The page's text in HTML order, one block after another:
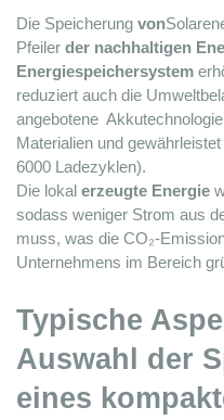
Die Speicherung von
Pfeiler der nachhaltigen
Energiespeichersystem
reduziert auch die
angebotene
Materialien und
6000 Ladezyklen).
Die lokal erzeugte Energie
sodass weniger Strom aus
muss, was die CO₂-
Unternehmens im Bereich
Typische
Auswahl der
eines